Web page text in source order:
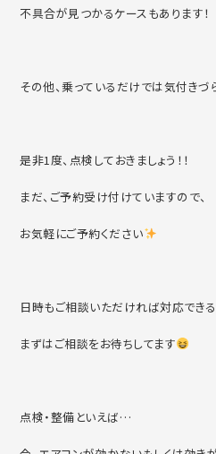
不具合が見つかるケースもあります！
その他、乗っているだけでは気付き
是非1度、点検しておきましょう！！
まだ、ご予約受け付けていますので、
お気軽にご予約ください
日時もご相談いただければ対応でき
まずはご相談をお待ちしてます
点検・整備といえば…